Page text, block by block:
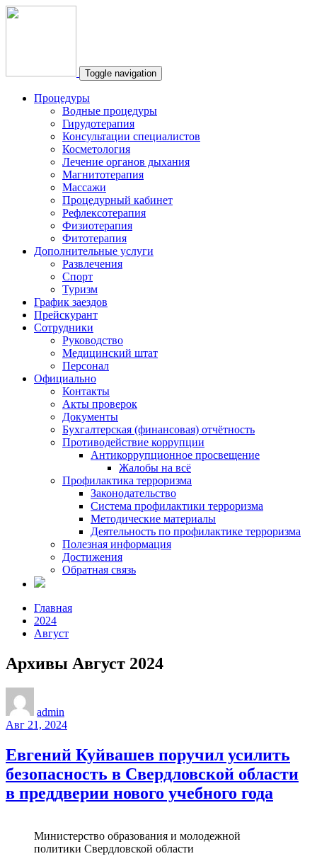
Toggle navigation
Процедуры
Водные процедуры
Гирудотерапия
Консультации специалистов
Косметология
Лечение органов дыхания
Магнитотерапия
Массажи
Процедурный кабинет
Рефлексотерапия
Физиотерапия
Фитотерапия
Дополнительные услуги
Развлечения
Спорт
Туризм
График заездов
Прейскурант
Сотрудники
Руководство
Медицинский штат
Персонал
Официально
Контакты
Акты проверок
Документы
Бухгалтерская (финансовая) отчётность
Противодействие коррупции
Антикоррупционное просвещение
Жалобы на всё
Профилактика терроризма
Законодательство
Система профилактики терроризма
Методические материалы
Деятельность по профилактике терроризма
Полезная информация
Достижения
Обратная связь
Главная
2024
Август
Архивы Август 2024
admin
Авг 21, 2024
Евгений Куйвашев поручил усилить
безопасность в Свердловской области
в преддверии нового учебного года
Министерство образования и молодежной
политики Свердловской области